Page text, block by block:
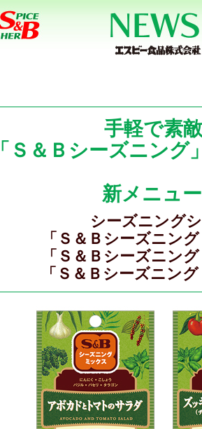
手軽で素
「Ｓ＆Ｂシーズニン
新メニュ
シーズニング
「Ｓ＆Ｂシーズニン
「Ｓ＆Ｂシーズニン
「Ｓ＆Ｂシーズニン